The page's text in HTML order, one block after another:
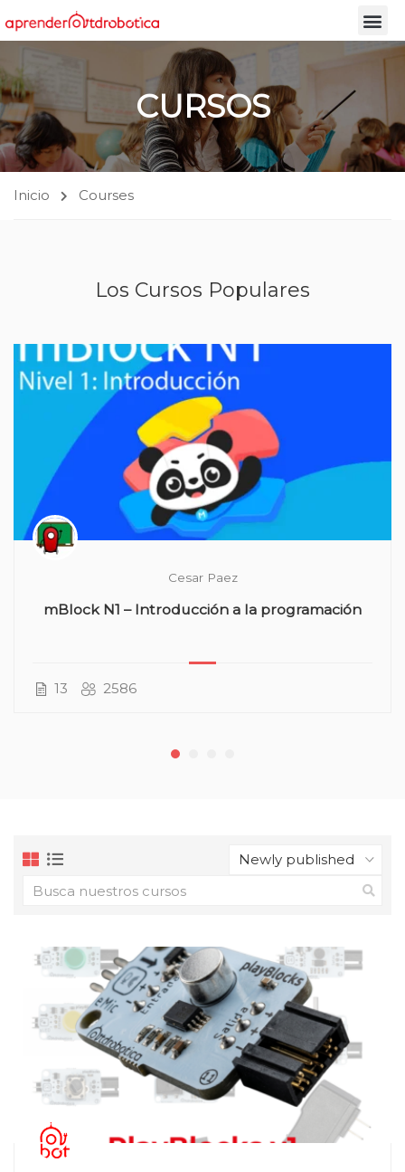
CURSOS
Inicio Courses
Los Cursos Populares
Cesar Paez
mBlock N1 – Introducción a la programación
13 2586